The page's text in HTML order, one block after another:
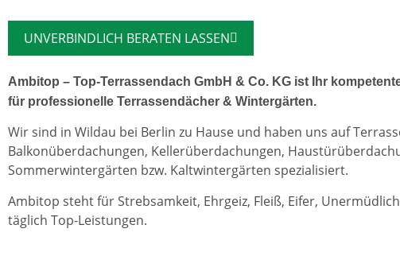
UNVERBINDLICH BERATEN LASSEN
Ambitop – Top-Terrassendach GmbH & Co. KG ist Ihr
für professionelle Terrassendächer & Wintergärten.
Wir sind in Wildau bei Berlin zu Hause und haben uns auf
Balkonüberdachungen, Kellerüberdachungen,
Sommerwintergärten bzw. Kaltwintergärten spezialisiert.
Ambitop steht für Strebsamkeit, Ehrgeiz, Fleiß, Eifer,
täglich Top-Leistungen.